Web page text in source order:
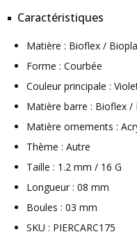
Caractéristiques
Matière : Bioflex /
Forme : Courbée
Couleur principale :
Matière barre : Bioflex /
Matière ornements :
Thème : Autre
Taille : 1.2 mm / 16 G
Longueur : 08 mm
Boules : 03 mm
SKU : PIERCARC175